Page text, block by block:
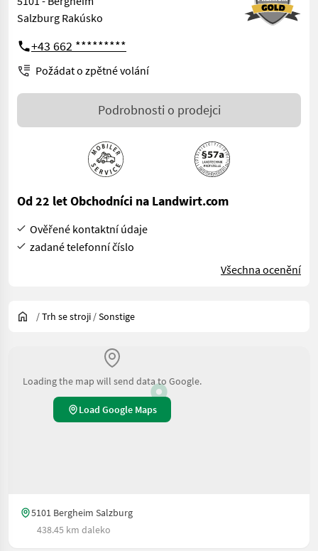
Salzburg Rakúsko
+43 662 *********
Požádat o zpětné volání
Podrobnosti o prodejci
Od 22 let Obchodníci na Landwirt.com
Ověřené kontaktní údaje
zadané telefonní číslo
Všechna ocenění
/Trh se stroji /Sonstige
Loading the map will send data to Google.
Load Google Maps
5101 Bergheim Salzburg
438.45 km daleko